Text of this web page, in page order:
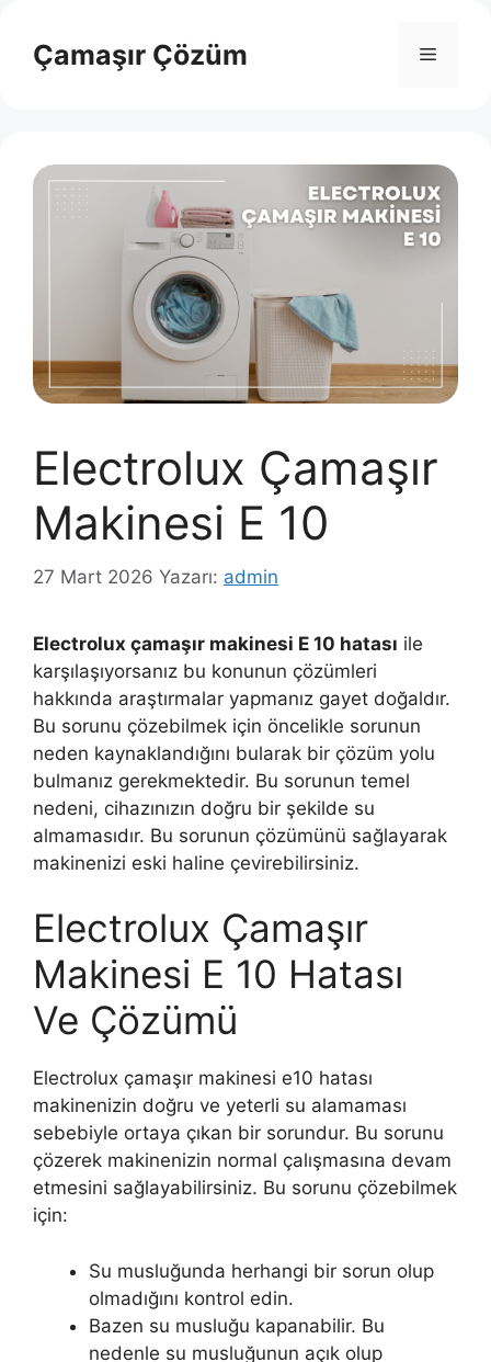
Çamaşır Çözüm Menü
Electrolux Çamaşır
Makinesi E 10
27 Mart 2026 Yazarı: admin
Electrolux çamaşır makinesi E 10 hatası ile
karşılaşıyorsanız bu konunun çözümleri
hakkında araştırmalar yapmanız gayet doğaldır.
Bu sorunu çözebilmek için öncelikle sorunun
neden kaynaklandığını bularak bir çözüm yolu
bulmanız gerekmektedir. Bu sorunun temel
nedeni, cihazınızın doğru bir şekilde su
almamasıdır. Bu sorunun çözümünü sağlayarak
makinenizi eski haline çevirebilirsiniz.
Electrolux Çamaşır
Makinesi E 10 Hatası
Ve Çözümü
Electrolux çamaşır makinesi e10 hatası
makinenizin doğru ve yeterli su alamaması
sebebiyle ortaya çıkan bir sorundur. Bu sorunu
çözerek makinenizin normal çalışmasına devam
etmesini sağlayabilirsiniz. Bu sorunu çözebilmek
için:
Su musluğunda herhangi bir sorun olup
olmadığını kontrol edin.
Bazen su musluğu kapanabilir. Bu
nedenle su musluğunun açık olup